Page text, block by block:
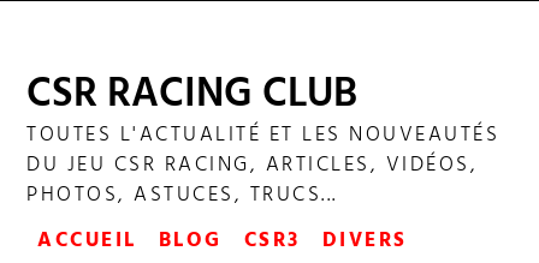
CSR RACING CLUB
TOUTES L'ACTUALITÉ ET LES NOUVEAUTÉS
DU JEU CSR RACING, ARTICLES, VIDÉOS,
PHOTOS, ASTUCES, TRUCS...
ACCUEIL
BLOG CSR3
DIVERS